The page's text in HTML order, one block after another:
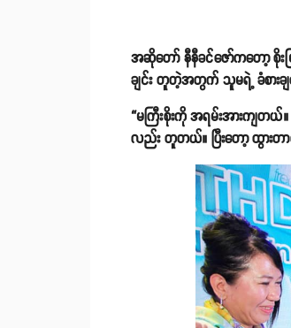
အဆိုတော် နီနီခင်ဇော်ကတော့ စိုး
ချင်း တူတဲ့အတွက် သူမရဲ့ ခံစားခ
“မကြီးစိုးကို အရမ်းအားကျတ
လည်း တူတယ်။ ပြီးတော့ ထွားတ